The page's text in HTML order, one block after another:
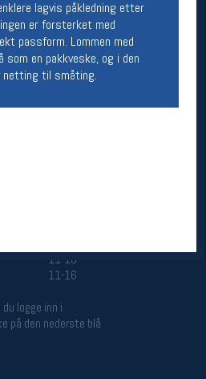
lagvis påkledning etter
er forsterket med
passform. Lommen med
som en pakkveske, og i den
netting til småting.
11-18
11-16
11-18
11-16
logge inn i
på den nederste blå